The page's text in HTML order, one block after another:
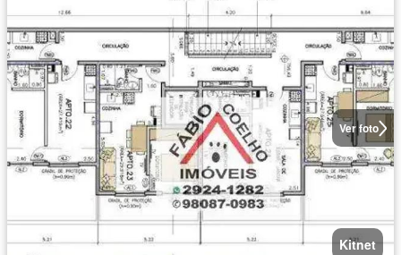
Ver foto
Kitnet